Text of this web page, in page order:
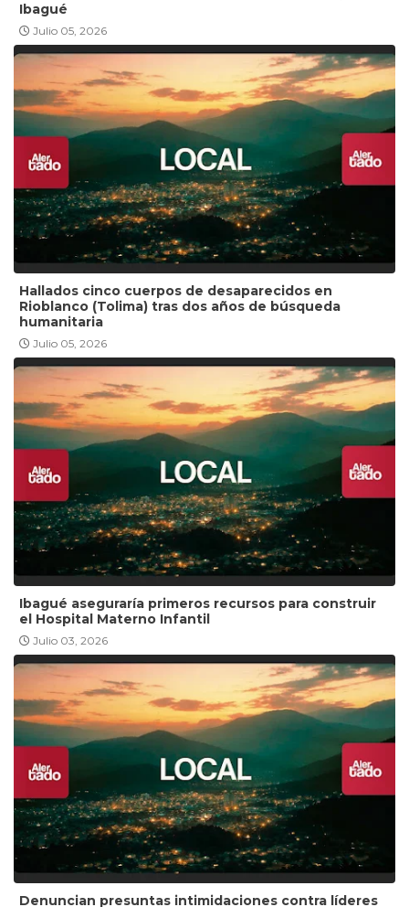
Ibagué
Julio 05, 2026
Hallados cinco cuerpos de desaparecidos en
Rioblanco (Tolima) tras dos años de búsqueda
humanitaria
Julio 05, 2026
Ibagué aseguraría primeros recursos para construir
el Hospital Materno Infantil
Julio 03, 2026
Denuncian presuntas intimidaciones contra líderes